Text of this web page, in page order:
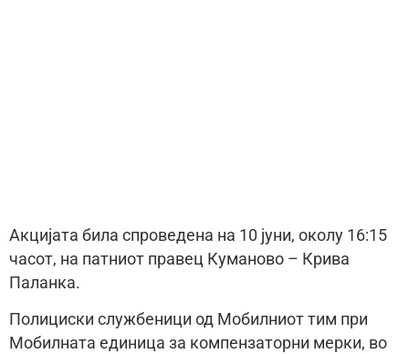
Акцијата била спроведена на 10 јуни, околу 16:15
часот, на патниот правец Куманово – Крива
Паланка.
Полициски службеници од Мобилниот тим при
Мобилната единица за компензаторни мерки, во